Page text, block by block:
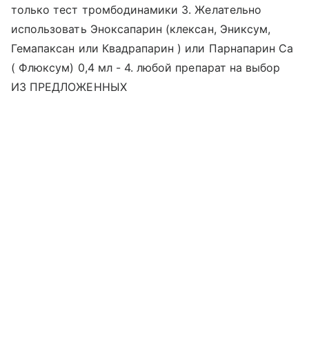
только тест тромбодинамики 3. Желательно
использовать Эноксапарин (клексан, Эниксум,
Гемапаксан или Квадрапарин ) или Парнапарин Са
( Флюксум) 0,4 мл - 4. любой препарат на выбор
ИЗ ПРЕДЛОЖЕННЫХ